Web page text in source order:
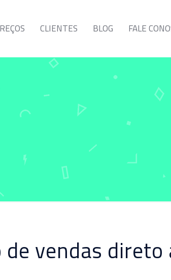
CLIENTES BLOG FALE
de vendas direto